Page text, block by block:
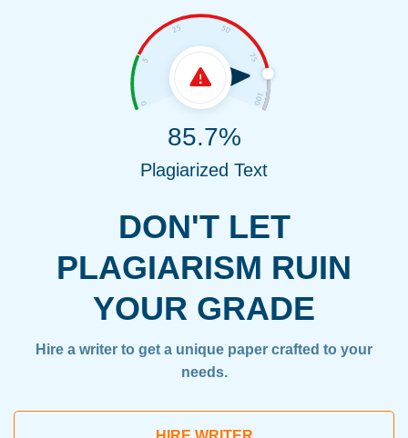
DON'T LET
PLAGIARISM RUIN
YOUR GRADE
Hire a writer to get a unique paper crafted to your
needs.
85.7%
Plagiarized Text